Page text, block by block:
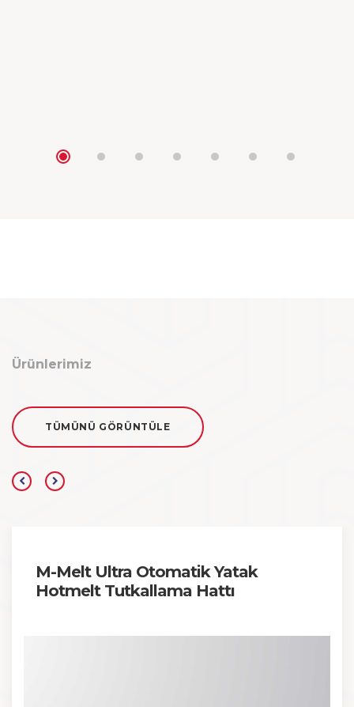
Ürünlerimiz
TÜMÜNÜ GÖRÜNTÜLE
M-Melt Ultra Otomatik Yatak
Hotmelt Tutkallama Hattı